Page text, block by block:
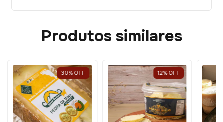
Produtos similares
30%OFF 12%OFF